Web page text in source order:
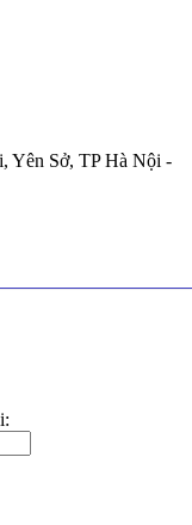
Yên Sở, TP Hà Nội -